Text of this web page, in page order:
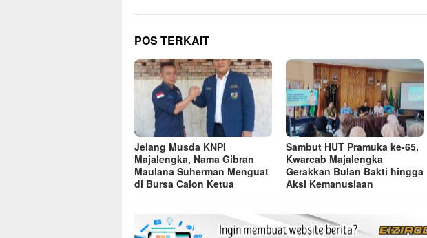
POS TERKAIT
Jelang Musda KNPI
Majalengka, Nama Gibran
Maulana Suherman Menguat
di Bursa Calon Ketua
Sambut HUT Pramuka ke-65,
Kwarcab Majalengka
Gerakkan Bulan Bakti hingga
Aksi Kemanusiaan